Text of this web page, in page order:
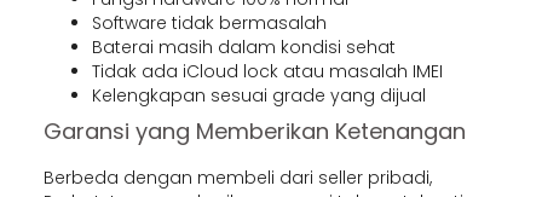
Software tidak bermasalah
Baterai masih dalam kondisi sehat
Tidak ada iCloud lock atau masalah IMEI
Kelengkapan sesuai grade yang dijual
Garansi yang Memberikan Ketenangan
Berbeda dengan membeli dari seller pribadi,